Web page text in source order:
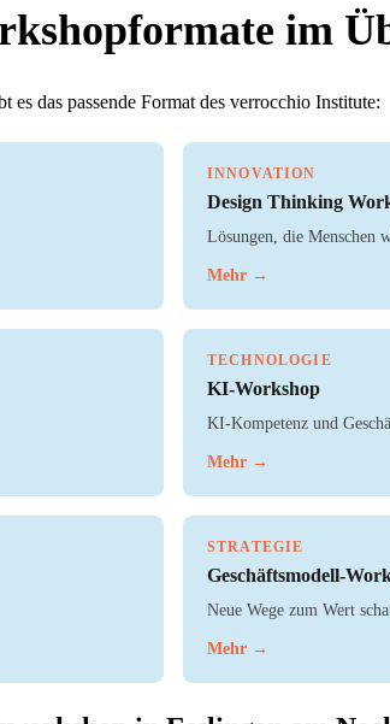
im
das passende Format des verrocchio Institute:
INNOVATION
Design Thinking
Lösungen, die Menschen
Mehr →
TECHNOLOGIE
KI-Workshop
KI-Kompetenz und
Mehr →
STRATEGIE
Geschäftsmodell-
Neue Wege zum Wert
Mehr →